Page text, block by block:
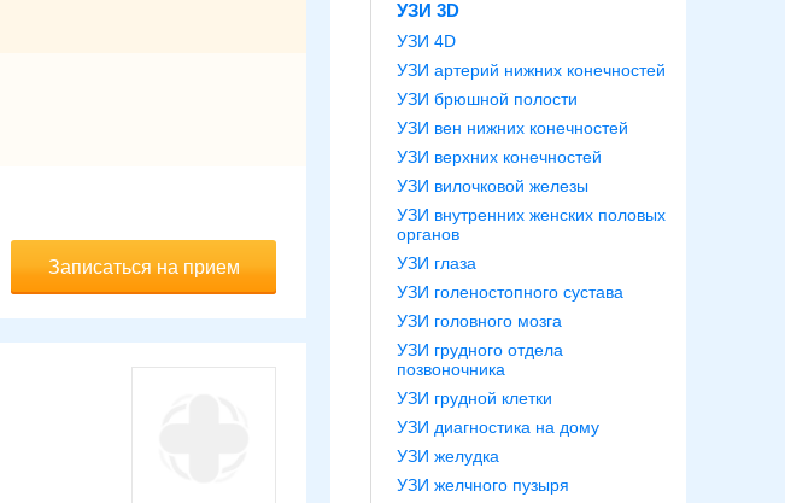
Записаться на прием
УЗИ 3D
УЗИ 4D
УЗИ артерий нижних конечностей
УЗИ брюшной полости
УЗИ вен нижних конечностей
УЗИ верхних конечностей
УЗИ вилочковой железы
УЗИ внутренних женских половых
органов
УЗИ глаза
УЗИ голеностопного сустава
УЗИ головного мозга
УЗИ грудного отдела
позвоночника
УЗИ грудной клетки
УЗИ диагностика на дому
УЗИ желудка
УЗИ желчного пузыря